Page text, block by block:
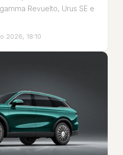
Revuelto, Urus SE e
2026, 18:10